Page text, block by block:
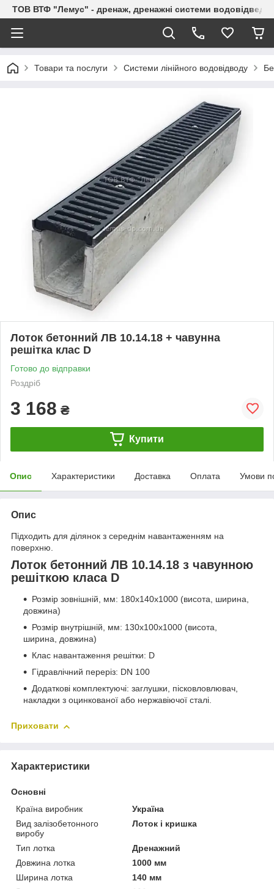
ТОВ ВТФ "Лемус" - дренаж, дренажні системи
Товари та послуги Системи лінійного водовідводу
Лоток бетонний ЛВ 10.14.18 + чавунна
решітка клас D
Готово до відправки
Роздріб
3 168 ₴
Купити
Опис Характеристики Доставка Оплата Умови
Опис
Підходить для ділянок з середнім навантаженням на
поверхню.
Лоток бетонний ЛВ 10.14.18 з чавунною
решіткою класа D
Розмір зовнішній, мм: 180х140х1000 (висота, ширина,
довжина)
Розмір внутрішній, мм: 130х100х1000 (висота,
ширина, довжина)
Клас навантаження решітки: D
Гідравлічний переріз: DN 100
Додаткові комплектуючі: заглушки, пісковловлювач,
накладки з оцинкованої або нержавіючої сталі.
Приховати
Характеристики
Основні
Країна виробник
Україна
Вид залізобетонного
виробу
Лоток і кришка
Тип лотка
Дренажний
Довжина лотка
1000 мм
Ширина лотка
140 мм